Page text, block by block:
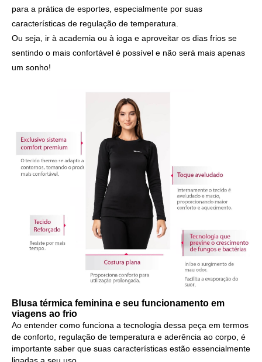
para a prática de esportes, especialmente por suas
características de regulação de temperatura.
Ou seja, ir à academia ou à ioga e aproveitar os dias frios se
sentindo o mais confortável é possível e não será mais apenas
um sonho!
Blusa térmica feminina e seu funcionamento em
viagens ao frio
Ao entender como funciona a tecnologia dessa peça em termos
de conforto, regulação de temperatura e aderência ao corpo, é
importante saber que suas características estão essencialmente